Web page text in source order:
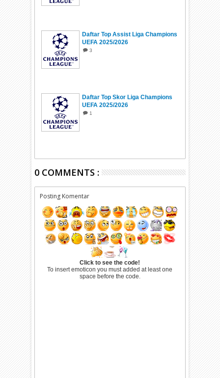
Daftar Top Assist Liga Champions
UEFA 2025/2026
3
Daftar Top Skor Liga Champions
UEFA 2025/2026
1
0 COMMENTS :
Posting Komentar
Click to see the code!
To insert emoticon you must added at least one
space before the code.